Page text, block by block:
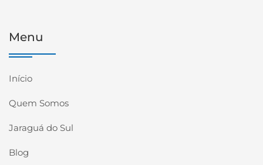
Menu
Início
Quem Somos
Jaraguá do Sul
Blog